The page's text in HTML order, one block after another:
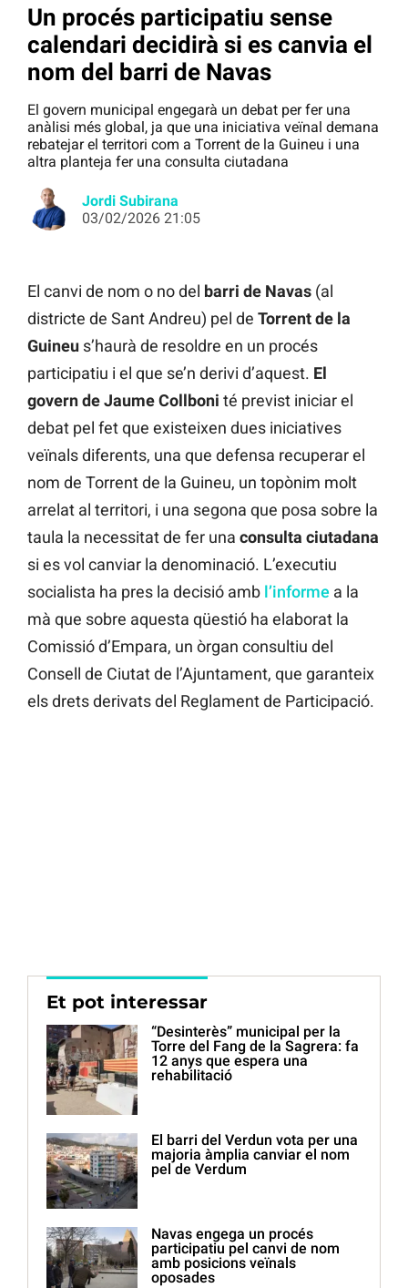
Un procés participatiu sense
calendari decidirà si es canvia el
nom del barri de Navas
El govern municipal engegarà un debat per fer una
anàlisi més global, ja que una iniciativa veïnal demana
rebatejar el territori com a Torrent de la Guineu i una
altra planteja fer una consulta ciutadana
Jordi Subirana
03/02/2026 21:05
El canvi de nom o no del barri de Navas (al
districte de Sant Andreu) pel de Torrent de la
Guineu s’haurà de resoldre en un procés
participatiu i el que se’n derivi d’aquest. El
govern de Jaume Collboni té previst iniciar el
debat pel fet que existeixen dues iniciatives
veïnals diferents, una que defensa recuperar el
nom de Torrent de la Guineu, un topònim molt
arrelat al territori, i una segona que posa sobre la
taula la necessitat de fer una consulta ciutadana
si es vol canviar la denominació. L’executiu
socialista ha pres la decisió amb l’informe a la
mà que sobre aquesta qüestió ha elaborat la
Comissió d’Empara, un òrgan consultiu del
Consell de Ciutat de l’Ajuntament, que garanteix
els drets derivats del Reglament de Participació.
Et pot interessar
“Desinterès” municipal per la
Torre del Fang de la Sagrera: fa
12 anys que espera una
rehabilitació
El barri del Verdun vota per una
majoria àmplia canviar el nom
pel de Verdum
Navas engega un procés
participatiu pel canvi de nom
amb posicions veïnals
oposades